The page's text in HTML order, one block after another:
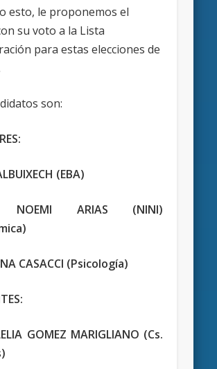
esto, le proponemos el
su voto a la Lista
para estas elecciones de
son:
(EBA)
NOEMI ARIAS (NINI)
CASACCI (Psicología)
GOMEZ MARIGLIANO (Cs.